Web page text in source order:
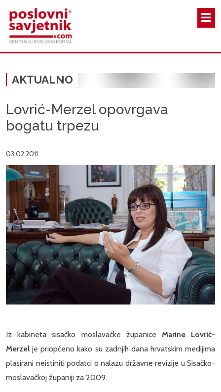
AKTUALNO
Lovrić-Merzel opovrgava
bogatu trpezu
03.02.2011.
Iz kabineta sisačko moslavačke županice Marine Lovrić-
Merzel je priopćeno kako su zadnjih dana hrvatskim medijima
plasirani neistiniti podatci o nalazu državne revizije u Sisačko-
moslavačkoj županiji za 2009.